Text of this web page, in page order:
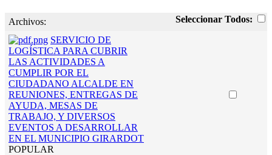
Seleccionar Todos:
Archivos:
SERVICIO DE
LOGÍSTICA PARA CUBRIR
LAS ACTIVIDADES A
CUMPLIR POR EL
CIUDADANO ALCALDE EN
REUNIONES, ENTREGAS DE
AYUDA, MESAS DE
TRABAJO, Y DIVERSOS
EVENTOS A DESARROLLAR
EN EL MUNICIPIO GIRARDOT
POPULAR